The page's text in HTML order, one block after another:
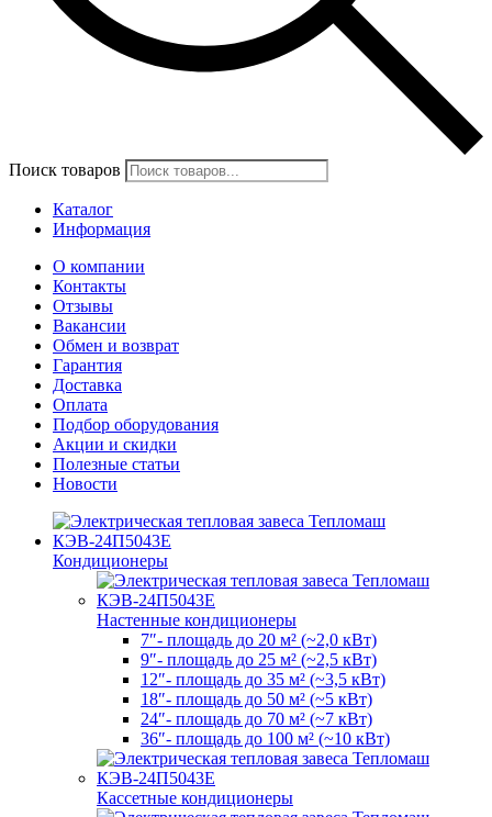
Поиск товаров
Каталог
Информация
О компании
Контакты
Отзывы
Вакансии
Обмен и возврат
Гарантия
Доставка
Оплата
Подбор оборудования
Акции и скидки
Полезные статьи
Новости
Кондиционеры
Настенные кондиционеры
7″- площадь до 20 м² (~2,0 кВт)
9″- площадь до 25 м² (~2,5 кВт)
12″- площадь до 35 м² (~3,5 кВт)
18″- площадь до 50 м² (~5 кВт)
24″- площадь до 70 м² (~7 кВт)
36″- площадь до 100 м² (~10 кВт)
Кассетные кондиционеры